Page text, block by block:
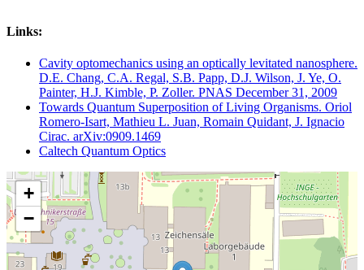
Links:
Cavity optomechanics using an optically levitated nanosphere.
D.E. Chang, C.A. Regal, S.B. Papp, D.J. Wilson, J. Ye, O.
Painter, H.J. Kimble, P. Zoller. PNAS December 31, 2009
Towards Quantum Superposition of Living Organisms. Oriol
Romero-Isart, Mathieu L. Juan, Romain Quidant, J. Ignacio
Cirac. arXiv:0909.1469
Caltech Quantum Optics
+
−